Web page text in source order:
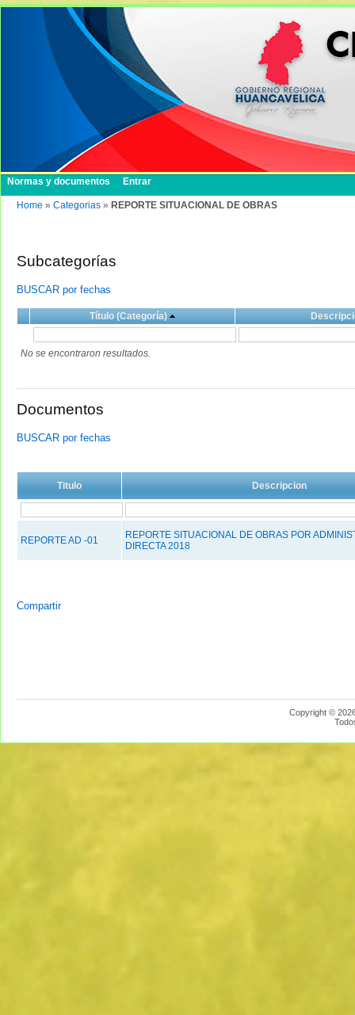
Normas y documentos Entrar
Home » Categorias » REPORTE SITUACIONAL DE OBRAS
Subcategorías
BUSCAR por fechas
Título (Categoría)
No se encontraron resultados.
Documentos
BUSCAR por fechas
Titulo Descripcion
REPORTE AD -01
REPORTE SITUACIONAL DE OBRAS POR
DIRECTA 2018
Compartir
Copyright ©